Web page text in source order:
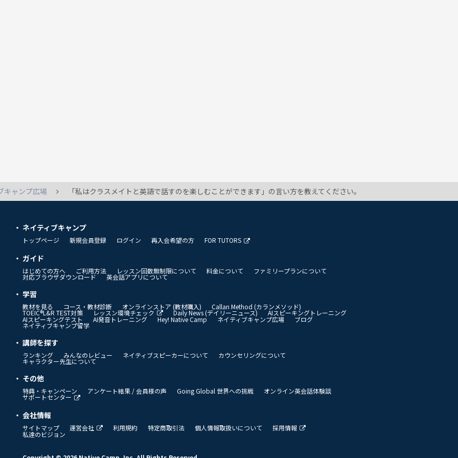
キャンプ広場 「私はクラスメイトと英語で話すのを楽しむことができます」の言い方を教えてください。
ネイティブキャンプ
トップページ 新規会員登録 ログイン 再入会希望の方 FOR TUTORS
ガイド
はじめての方へ ご利用方法 レッスン回数無制限について 料金について ファミリープランについて
対応ブラウザダウンロード 英会話アプリについて
学習
教材を見る コース・教材診断 オンラインストア (教材購入) Callan Method (カランメソッド)
TOEIC®L&R TEST対策 レッスン環境チェック Daily News (デイリーニュース)
AIスピーキングトレーニング
AIスピーキングテスト
AI発音トレーニング Hey! Native Camp ネイティブキャンプ広場 ブログ
ネイティブキャンプ留学
講師を探す
ランキング みんなのレビュー ネイティブスピーカーについて カウンセリングについて
キャラクター先生について
その他
特典・キャンペーン アンケート結果 / 会員様の声 Going Global 世界への挑戦 オンライン英会話体験談
サポートセンター
会社情報
サイトマップ 運営会社 利用規約 特定商取引法 個人情報取扱いについて 採用情報
私達のビジョン